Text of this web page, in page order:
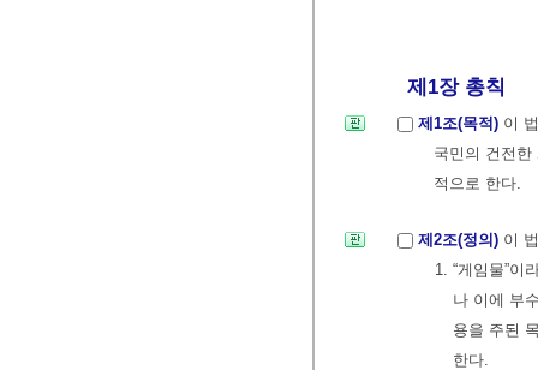
제1장 총칙
제1조(목적) 이
국민의 건전
적으로 한다.
제2조(정의) 이
1. “게임물”이
나 이에 부
용을 주된
한다.